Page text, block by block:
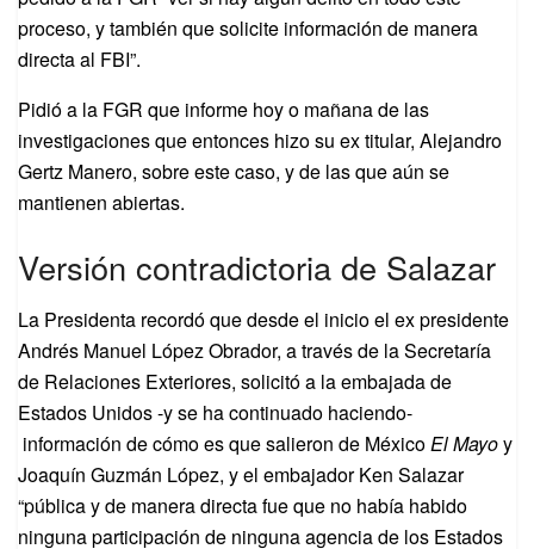
proceso, y también que solicite información de manera
directa al FBI”.
Pidió a la FGR que informe hoy o mañana de las
investigaciones que entonces hizo su ex titular, Alejandro
Gertz Manero, sobre este caso, y de las que aún se
mantienen abiertas.
Versión contradictoria de Salazar
La Presidenta recordó que desde el inicio el ex presidente
Andrés Manuel López Obrador, a través de la Secretaría
de Relaciones Exteriores, solicitó a la embajada de
Estados Unidos -y se ha continuado haciendo-
información de cómo es que salieron de MéxicoEl Mayoy
Joaquín Guzmán López, y el embajador Ken Salazar
“pública y de manera directa fue que no había habido
ninguna participación de ninguna agencia de los Estados